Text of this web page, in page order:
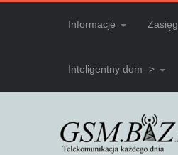
Informacje Zasięg
Inteligentny dom ->